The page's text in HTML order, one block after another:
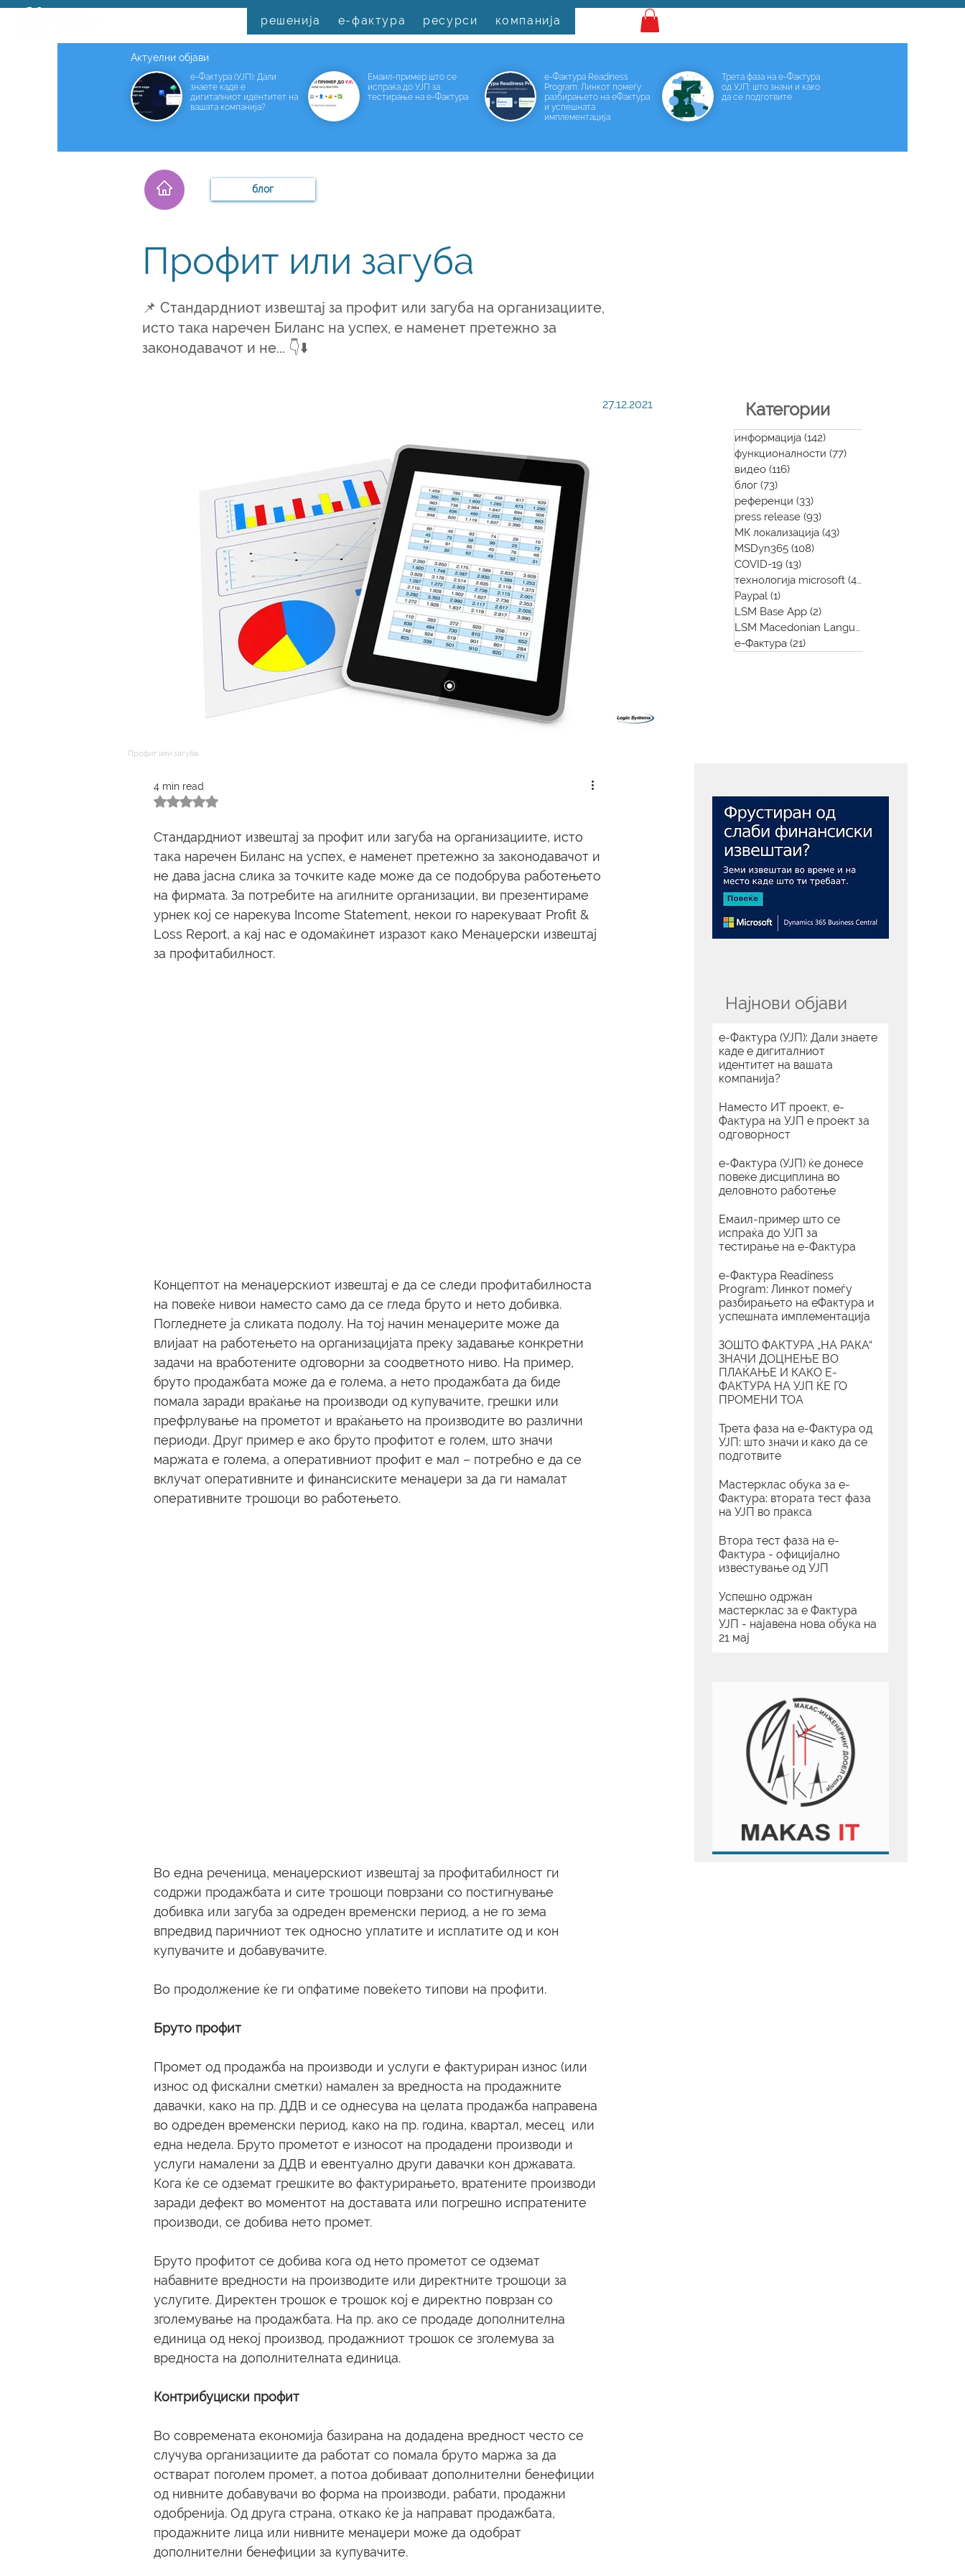
решенија е-фактура ресурси компанија
Актуелни објави
е-Фактура (УЈП): Дали
знаете каде е
дигиталниот идентитет на
вашата компанија?
Емаил-пример што се
испраќа до УЈП за
тестирање на е-Фактура
е-Фактура Readiness
Program: Линкот помеѓу
разбирањето на еФактура
и успешната
имплементација
Трета фаза на е-Фактура
од УЈП: што значи и како
да се подготвите
блог
Профит или загуба
📌 Стандардниот извештај за профит или загуба на организациите,
исто така наречен Биланс на успех, е наменет претежно за
законодавачот и не... 👇⬇️
27.12.2021
Профит или загуба
Категории
информација (142)142 posts
функционалности (77)77 posts
видео (116)116 posts
блог (73)73 posts
референци (33)33 posts
press release (93)93 posts
МК локализација (43)43 posts
MSDyn365 (108)108 posts
COVID-19 (13)13 posts
технологија microsoft (48)
Paypal (1)1 post
LSM Base App (2)2 posts
LSM Macedonian Language App
е-Фактура (21)21 post
Најнови објави
е-Фактура (УЈП): Дали знаете
каде е дигиталниот
идентитет на вашата
компанија?
Наместо ИТ проект, е-
Фактура на УЈП е проект за
одговорност
е-Фактура (УЈП) ќе донесе
повеќе дисциплина во
деловното работење
Емаил-пример што се
испраќа до УЈП за
тестирање на е-Фактура
е-Фактура Readiness
Program: Линкот помеѓу
разбирањето на еФактура и
успешната имплементација
ЗОШТО ФАКТУРА „НА РАКА“
ЗНАЧИ ДОЦНЕЊЕ ВО
ПЛАЌАЊЕ И КАКО Е-
ФАКТУРА НА УЈП ЌЕ ГО
ПРОМЕНИ ТОА
Трета фаза на е-Фактура од
УЈП: што значи и како да се
подготвите
Мастерклас обука за е-
Фактура: втората тест фаза
на УЈП во пракса
Втора тест фаза на е-
Фактура - официјално
известување од УЈП
Успешно одржан
мастерклас за е Фактура
УЈП - најавена нова обука на
21 мај
4 min read
Rated NaN out of 5 stars.
Стандардниот извештај за профит или загуба на организациите, исто
така наречен Биланс на успех, е наменет претежно за законодавачот и
не дава јасна слика за точките каде може да се подобрува работењето
на фирмата. За потребите на агилните организации, ви презентираме
урнек кој се нарекува Income Statement, некои го нарекуваат Profit &
Loss Report, а кај нас е одомаќинет изразот како Менаџерски извештај
за профитабилност.
Концептот на менаџерскиот извештај е да се следи профитабилноста
на повеќе нивои наместо само да се гледа бруто и нето добивка.
Погледнете ја сликата подолу. На тој начин менаџерите може да
влијаат на работењето на организацијата преку задавање конкретни
задачи на вработените одговорни за соодветното ниво. На пример,
бруто продажбата може да е голема, а нето продажбата да биде
помала заради враќање на производи од купувачите, грешки или
префрлување на прометот и враќањето на производите во различни
периоди. Друг пример е ако бруто профитот е голем, што значи
маржата е голема, а оперативниот профит е мал – потребно е да се
вклучат оперативните и финансиските менаџери за да ги намалат
оперативните трошоци во работењето.
Во една реченица, менаџерскиот извештај за профитабилност ги
содржи продажбата и сите трошоци поврзани со постигнување
добивка или загуба за одреден временски период, а не го зема
впредвид паричниот тек односно уплатите и исплатите од и кон
купувачите и добавувачите.
Во продолжение ќе ги опфатиме повеќето типови на профити.
Бруто профит
Промет од продажба на производи и услуги е фактуриран износ (или
износ од фискални сметки) намален за вредноста на продажните
давачки, како на пр. ДДВ и се однесува на целата продажба направена
во одреден временски период, како на пр. година, квартал, месец  или
една недела. Бруто прометот е износот на продадени производи и
услуги намалени за ДДВ и евентуално други давачки кон државата.
Кога ќе се одземат грешките во фактурирањето, вратените производи
заради дефект во моментот на доставата или погрешно испратените
производи, се добива нето промет.
Бруто профитот се добива кога од нето прометот се одземат
набавните вредности на производите или директните трошоци за
услугите. Директен трошок е трошок кој е директно поврзан со
зголемување на продажбата. На пр. ако се продаде дополнителна
единица од некој производ, продажниот трошок се зголемува за
вредноста на дополнителната единица.
Контрибуциски профит
Во современата економија базирана на додадена вредност често се
случува организациите да работат со помала бруто маржа за да
остварат поголем промет, а потоа добиваат дополнителни бенефиции
од нивните добавувачи во форма на производи, рабати, продажни
одобренија. Од друга страна, откако ќе ја направат продажбата,
продажните лица или нивните менаџери може да одобрат
дополнителни бенефиции за купувачите.